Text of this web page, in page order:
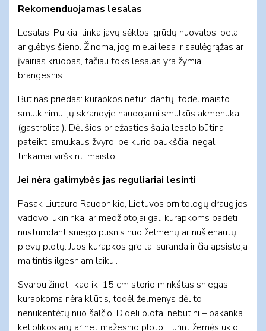
Rekomenduojamas lesalas
Lesalas: Puikiai tinka javų sėklos, grūdų nuovalos, pelai
ar glėbys šieno. Žinoma, jog mielai lesa ir saulėgrąžas ar
įvairias kruopas, tačiau toks lesalas yra žymiai
brangesnis.
Būtinas priedas: kurapkos neturi dantų, todėl maisto
smulkinimui jų skrandyje naudojami smulkūs akmenukai
(gastrolitai). Dėl šios priežasties šalia lesalo būtina
pateikti smulkaus žvyro, be kurio paukščiai negali
tinkamai virškinti maisto.
Jei nėra galimybės jas reguliariai lesinti
Pasak Liutauro Raudonikio, Lietuvos ornitologų draugijos
vadovo, ūkininkai ar medžiotojai gali kurapkoms padėti
nustumdant sniego pusnis nuo želmenų ar nušienautų
pievų plotų. Juos kurapkos greitai suranda ir čia apsistoja
maitintis ilgesniam laikui.
Svarbu žinoti, kad iki 15 cm storio minkštas sniegas
kurapkoms nėra kliūtis, todėl želmenys dėl to
nenukentėtų nuo šalčio. Dideli plotai nebūtini – pakanka
keliolikos arų ar net mažesnio ploto. Turint žemės ūkio